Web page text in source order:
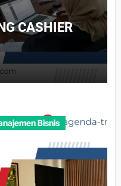
CASHIER
Bisnis